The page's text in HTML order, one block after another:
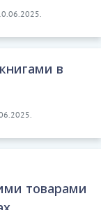
в
товарами